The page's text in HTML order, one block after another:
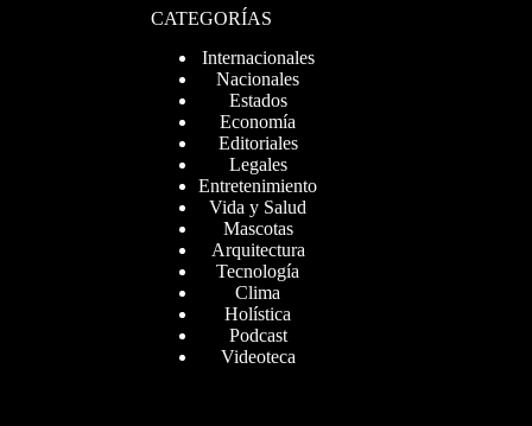
CATEGORÍAS
Internacionales
Nacionales
Estados
Economía
Editoriales
Legales
Entretenimiento
Vida y Salud
Mascotas
Arquitectura
Tecnología
Clima
Holística
Podcast
Videoteca